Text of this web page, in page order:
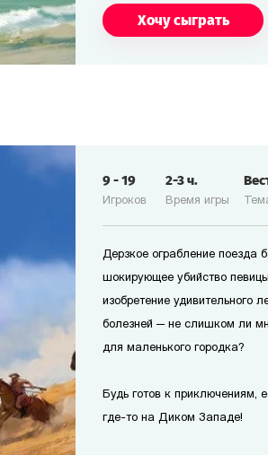
Хочу сыграть
Игроков
9-19
Время игры
2-3ч.
Дерзкое ограбление поезда
шокирующее убийство
изобретение удивительного
болезней — не слишком ли
для маленького городка?
Будь готов к приключениям,
где-то на Диком Западе!